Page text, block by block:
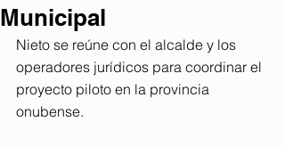
Municipal
Nieto se reúne con el alcalde y los
operadores jurídicos para coordinar el
proyecto piloto en la provincia
onubense.